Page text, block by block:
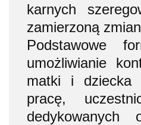
karnych
zamierzoną
Podstawowe
umożliwianie
matki i dziecka
pracę,